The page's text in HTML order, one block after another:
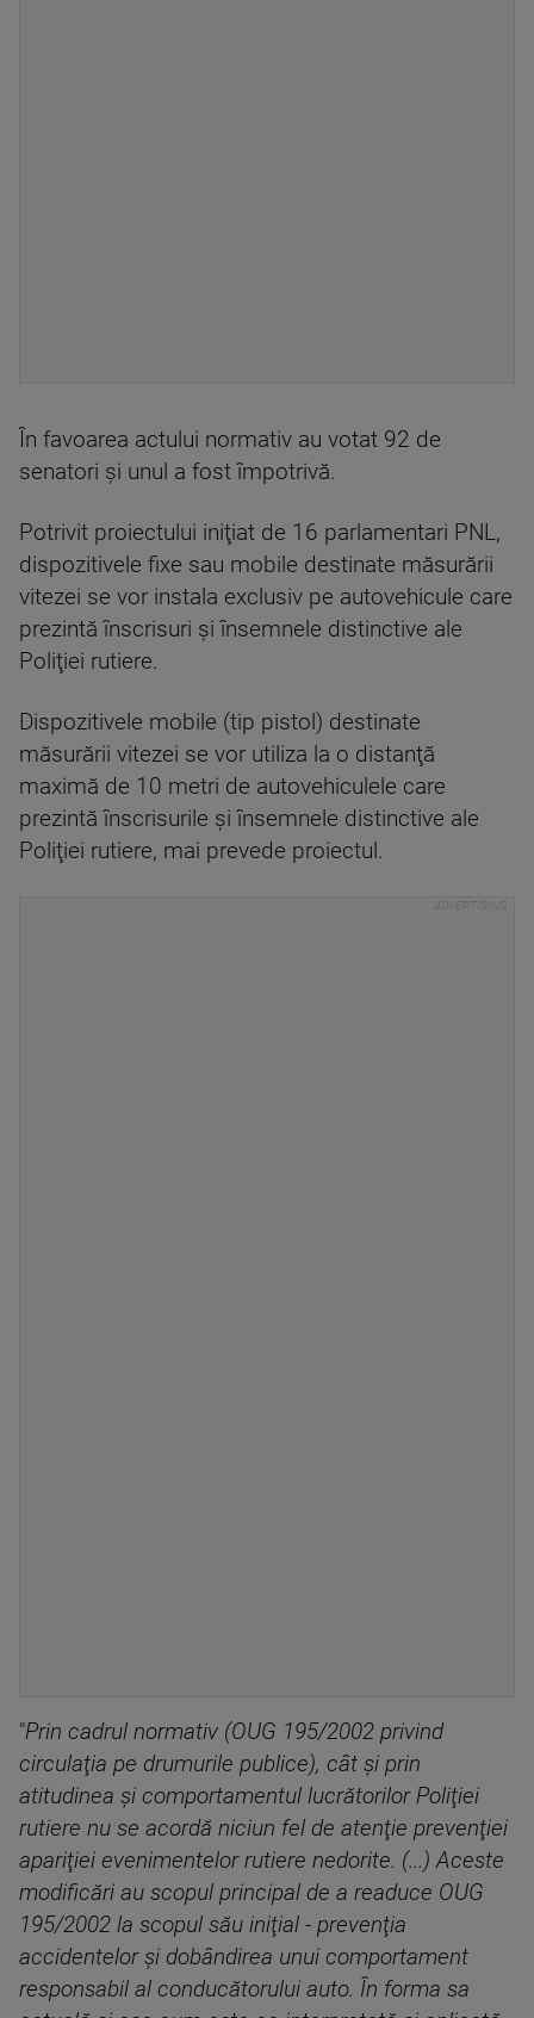
În favoarea actului normativ au votat 92 de
senatori şi unul a fost împotrivă.
Potrivit proiectului iniţiat de 16 parlamentari PNL,
dispozitivele fixe sau mobile destinate măsurării
vitezei se vor instala exclusiv pe autovehicule care
prezintă înscrisuri şi însemnele distinctive ale
Poliţiei rutiere.
Dispozitivele mobile (tip pistol) destinate
măsurării vitezei se vor utiliza la o distanţă
maximă de 10 metri de autovehiculele care
prezintă înscrisurile şi însemnele distinctive ale
Poliţiei rutiere, mai prevede proiectul.
"Prin cadrul normativ (OUG 195/2002 privind
circulaţia pe drumurile publice), cât şi prin
atitudinea şi comportamentul lucrătorilor Poliţiei
rutiere nu se acordă niciun fel de atenţie prevenţiei
apariţiei evenimentelor rutiere nedorite. (...) Aceste
modificări au scopul principal de a readuce OUG
195/2002 la scopul său iniţial - prevenţia
accidentelor şi dobândirea unui comportament
responsabil al conducătorului auto. În forma sa